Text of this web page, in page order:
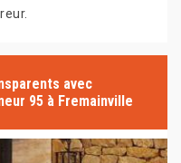
avec
95 à Fremainville